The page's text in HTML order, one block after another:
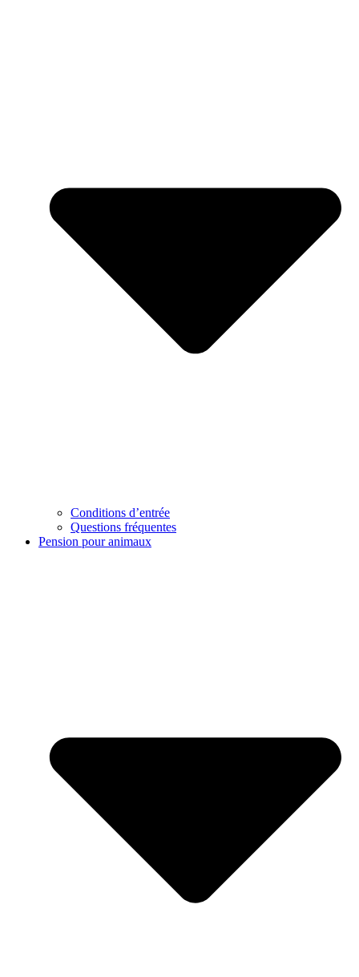
Conditions d’entrée
Questions fréquentes
Pension pour animaux